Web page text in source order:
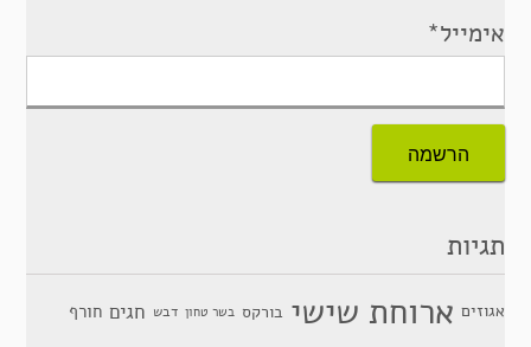
אימייל*
תגיות
אגוזים ארוחת שישי בורקס בשר טחון דבש חגים חורף